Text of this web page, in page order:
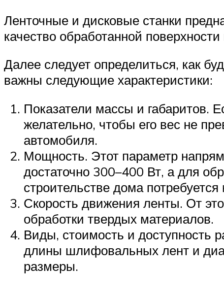
Ленточные и дисковые станки
качество обработанной
Далее следует определиться, как
важны следующие характеристики:
Показатели массы и габаритов.
желательно, чтобы его вес не
автомобиля.
Мощность. Этот параметр
достаточно 300–400 Вт, а для
строительстве дома
Скорость движения ленты. От
обработки твердых материалов.
Виды, стоимость и доступность
длины шлифовальных лент и
размеры.